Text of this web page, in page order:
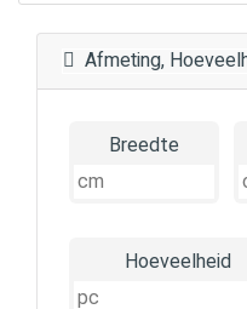
Afmeting,
Breedte
Hoeveelheid